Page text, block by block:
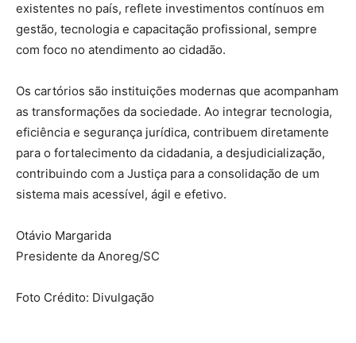
existentes no país, reflete investimentos contínuos em
gestão, tecnologia e capacitação profissional, sempre
com foco no atendimento ao cidadão.
Os cartórios são instituições modernas que acompanham
as transformações da sociedade. Ao integrar tecnologia,
eficiência e segurança jurídica, contribuem diretamente
para o fortalecimento da cidadania, a desjudicialização,
contribuindo com a Justiça para a consolidação de um
sistema mais acessível, ágil e efetivo.
Otávio Margarida
Presidente da Anoreg/SC
Foto Crédito: Divulgação